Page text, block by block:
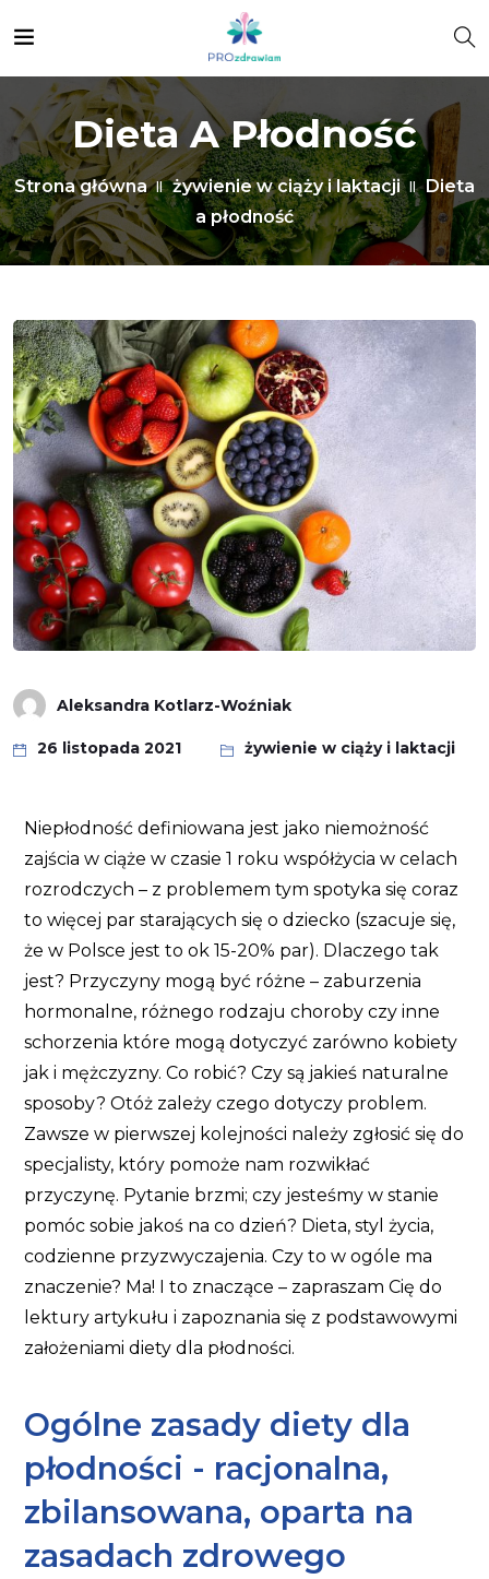
Dieta A Płodność
Strona główna żywienie w ciąży i laktacji
Dieta
a płodność
Aleksandra Kotlarz-Woźniak
26 listopada 2021 żywienie w ciąży i laktacji
Niepłodność definiowana jest jako niemożność
zajścia w ciąże w czasie 1 roku współżycia w celach
rozrodczych – z problemem tym spotyka się coraz
to więcej par starających się o dziecko (szacuje się,
że w Polsce jest to ok 15-20% par). Dlaczego tak
jest? Przyczyny mogą być różne – zaburzenia
hormonalne, różnego rodzaju choroby czy inne
schorzenia które mogą dotyczyć zarówno kobiety
jak i mężczyzny. Co robić? Czy są jakieś naturalne
sposoby? Otóż zależy czego dotyczy problem.
Zawsze w pierwszej kolejności należy zgłosić się do
specjalisty, który pomoże nam rozwikłać
przyczynę. Pytanie brzmi; czy jesteśmy w stanie
pomóc sobie jakoś na co dzień? Dieta, styl życia,
codzienne przyzwyczajenia. Czy to w ogóle ma
znaczenie? Ma! I to znaczące – zapraszam Cię do
lektury artykułu i zapoznania się z podstawowymi
założeniami diety dla płodności.
Ogólne zasady diety dla
płodności - racjonalna,
zbilansowana, oparta na
zasadach zdrowego